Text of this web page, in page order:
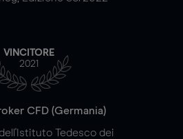
VINCITORE
2021
CFD (Germania)
Tedesco dei